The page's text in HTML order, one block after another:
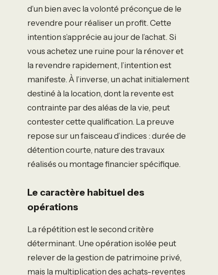
d’un bien avec la volonté préconçue de le
revendre pour réaliser un profit. Cette
intention s’apprécie au jour de l’achat. Si
vous achetez une ruine pour la rénover et
la revendre rapidement, l’intention est
manifeste. À l’inverse, un achat initialement
destiné à la location, dont la revente est
contrainte par des aléas de la vie, peut
contester cette qualification. La preuve
repose sur un faisceau d’indices : durée de
détention courte, nature des travaux
réalisés ou montage financier spécifique.
Le caractère habituel des
opérations
La répétition est le second critère
déterminant. Une opération isolée peut
relever de la gestion de patrimoine privé,
mais la multiplication des achats-reventes